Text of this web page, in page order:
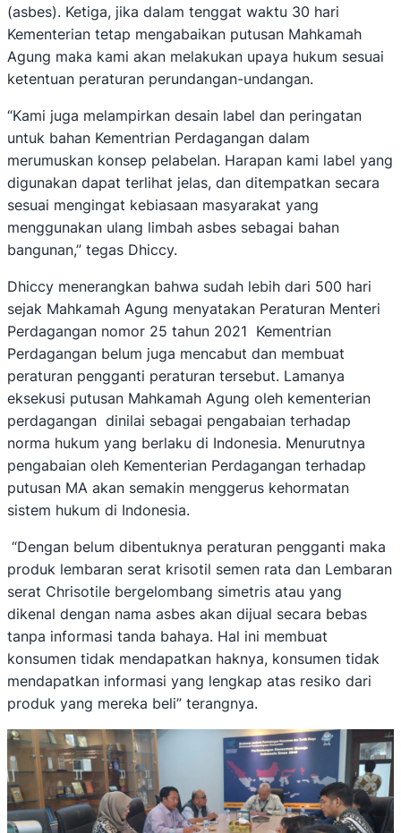
(asbes). Ketiga, jika dalam tenggat waktu 30 hari
Kementerian tetap mengabaikan putusan Mahkamah
Agung maka kami akan melakukan upaya hukum sesuai
ketentuan peraturan perundangan-undangan.
“Kami juga melampirkan desain label dan peringatan
untuk bahan Kementrian Perdagangan dalam
merumuskan konsep pelabelan. Harapan kami label yang
digunakan dapat terlihat jelas, dan ditempatkan secara
sesuai mengingat kebiasaan masyarakat yang
menggunakan ulang limbah asbes sebagai bahan
bangunan,” tegas Dhiccy.
Dhiccy menerangkan bahwa sudah lebih dari 500 hari
sejak Mahkamah Agung menyatakan Peraturan Menteri
Perdagangan nomor 25 tahun 2021 Kementrian
Perdagangan belum juga mencabut dan membuat
peraturan pengganti peraturan tersebut. Lamanya
eksekusi putusan Mahkamah Agung oleh kementerian
perdagangan dinilai sebagai pengabaian terhadap
norma hukum yang berlaku di Indonesia. Menurutnya
pengabaian oleh Kementerian Perdagangan terhadap
putusan MA akan semakin menggerus kehormatan
sistem hukum di Indonesia.
“Dengan belum dibentuknya peraturan pengganti maka
produk lembaran serat krisotil semen rata dan Lembaran
serat Chrisotile bergelombang simetris atau yang
dikenal dengan nama asbes akan dijual secara bebas
tanpa informasi tanda bahaya. Hal ini membuat
konsumen tidak mendapatkan haknya, konsumen tidak
mendapatkan informasi yang lengkap atas resiko dari
produk yang mereka beli” terangnya.